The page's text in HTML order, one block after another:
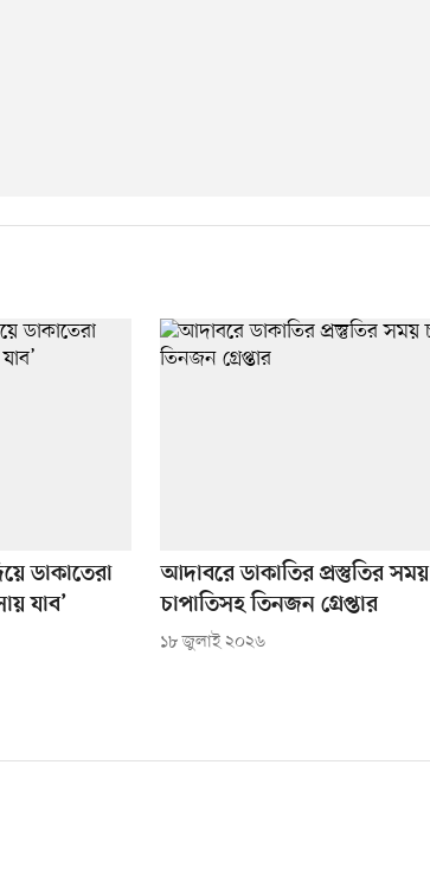
ডাকাতেরা
যাব’
আদাবরে ডাকাতির প্রস্তুতির সময়
চাপাতিসহ তিনজন গ্রেপ্তার
১৮ জুলাই ২০২৬